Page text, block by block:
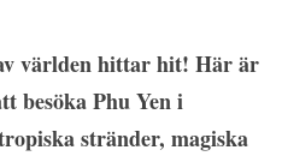
världen hittar hit! Här är
besöka Phu Yen i
stränder, magiska